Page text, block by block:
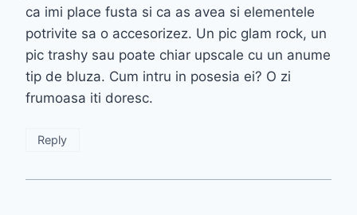
ca imi place fusta si ca as avea si elementele
potrivite sa o accesorizez. Un pic glam rock, un
pic trashy sau poate chiar upscale cu un anume
tip de bluza. Cum intru in posesia ei? O zi
frumoasa iti doresc.
Reply